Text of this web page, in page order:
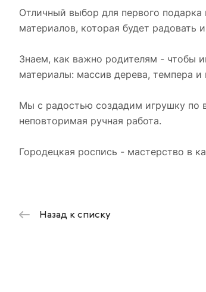
Отличный выбор для первого
материалов, которая будет радовать
Знаем, как важно родителям - чтобы
материалы: массив дерева, темпера и
Мы с радостью создадим игрушку по
неповторимая ручная работа.
Городецкая роспись - мастерство в
Назад к списку